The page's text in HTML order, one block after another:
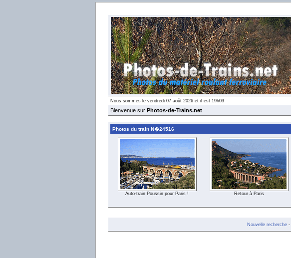
Nous sommes le vendredi 07 août 2026 et il est 19h03
Bienvenue sur Photos-de-Trains.net
Photos du train N�24516
Auto-train Poussin pour Paris ! Retour à Paris
Nouvelle recherche-